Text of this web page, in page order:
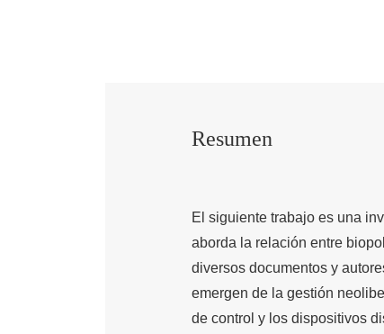
Resumen
El siguiente trabajo es una
aborda la relación entre
diversos documentos y
emergen de la gestión
de control y los dispositivos